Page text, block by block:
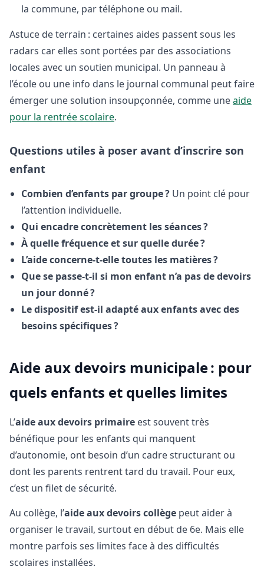
la commune, par téléphone ou mail.
Astuce de terrain : certaines aides passent sous les
radars car elles sont portées par des associations
locales avec un soutien municipal. Un panneau à
l’école ou une info dans le journal communal peut faire
émerger une solution insoupçonnée, comme uneaide
pour la rentrée scolaire.
Questions utiles à poser avant d’inscrire son
enfant
Combien d’enfants par groupe ? Un point clé pour
l’attention individuelle.
Qui encadre concrètement les séances ?
À quelle fréquence et sur quelle durée ?
L’aide concerne-t-elle toutes les matières ?
Que se passe-t-il si mon enfant n’a pas de devoirs
un jour donné ?
Le dispositif est-il adapté aux enfants avec des
besoins spécifiques ?
Aide aux devoirs municipale : pour
quels enfants et quelles limites
L’aide aux devoirs primaire est souvent très
bénéfique pour les enfants qui manquent
d’autonomie, ont besoin d’un cadre structurant ou
dont les parents rentrent tard du travail. Pour eux,
c’est un filet de sécurité.
Au collège, l’aide aux devoirs collège peut aider à
organiser le travail, surtout en début de 6e. Mais elle
montre parfois ses limites face à des difficultés
scolaires installées.